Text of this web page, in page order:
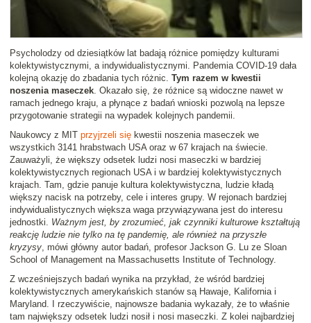
Psycholodzy od dziesiątków lat badają różnice pomiędzy kulturami
kolektywistycznymi, a indywidualistycznymi. Pandemia COVID-19 dała
kolejną okazję do zbadania tych różnic. Tym razem w kwestii
noszenia maseczek. Okazało się, że różnice są widoczne nawet w
ramach jednego kraju, a płynące z badań wnioski pozwolą na lepsze
przygotowanie strategii na wypadek kolejnych pandemii.
Naukowcy z MIT przyjrzeli się kwestii noszenia maseczek we
wszystkich 3141 hrabstwach USA oraz w 67 krajach na świecie.
Zauważyli, że większy odsetek ludzi nosi maseczki w bardziej
kolektywistycznych regionach USA i w bardziej kolektywistycznych
krajach. Tam, gdzie panuje kultura kolektywistyczna, ludzie kładą
większy nacisk na potrzeby, cele i interes grupy. W rejonach bardziej
indywidualistycznych większa waga przywiązywana jest do interesu
jednostki. Ważnym jest, by zrozumieć, jak czynniki kulturowe kształtują
reakcję ludzie nie tylko na tę pandemię, ale również na przyszłe
kryzysy, mówi główny autor badań, profesor Jackson G. Lu ze Sloan
School of Management na Massachusetts Institute of Technology.
Z wcześniejszych badań wynika na przykład, że wśród bardziej
kolektywistycznych amerykańskich stanów są Hawaje, Kalifornia i
Maryland. I rzeczywiście, najnowsze badania wykazały, że to właśnie
tam największy odsetek ludzi nosił i nosi maseczki. Z kolei najbardziej